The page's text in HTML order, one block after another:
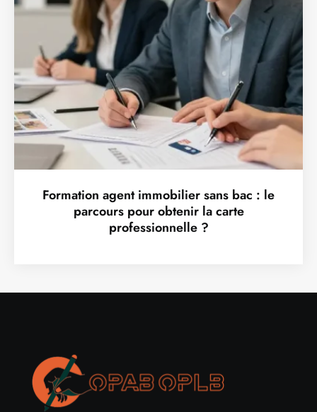
Formation agent immobilier sans bac : le
parcours pour obtenir la carte
professionnelle ?